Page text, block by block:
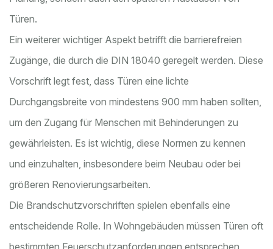
Türen.
Ein weiterer wichtiger Aspekt betrifft die barrierefreien
Zugänge, die durch die DIN 18040 geregelt werden. Diese
Vorschrift legt fest, dass Türen eine lichte
Durchgangsbreite von mindestens 900 mm haben sollten,
um den Zugang für Menschen mit Behinderungen zu
gewährleisten. Es ist wichtig, diese Normen zu kennen
und einzuhalten, insbesondere beim Neubau oder bei
größeren Renovierungsarbeiten.
Die Brandschutzvorschriften spielen ebenfalls eine
entscheidende Rolle. In Wohngebäuden müssen Türen oft